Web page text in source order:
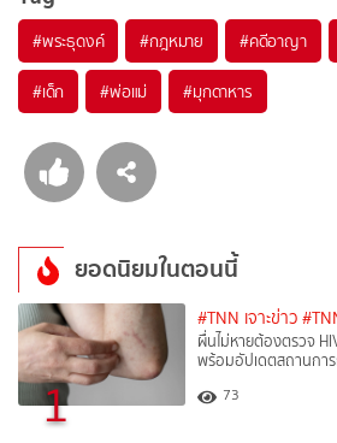
#พระธุดงค์ #กฎหมาย #คดีอาญา
#เด็ก #พ่อแม่ #มุกดาหาร
ยอดนิยมในตอนนี้
1
#TNN เจาะข่าว
ผื่นไม่หายต้องตรวจ
พร้อมอัปเดตสถานกา
73